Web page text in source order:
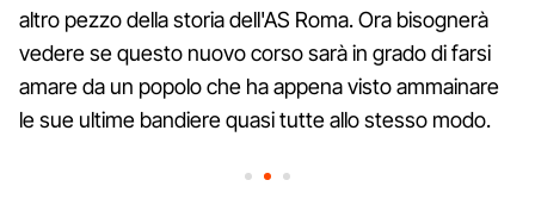
altro pezzo della storia dell'AS Roma. Ora bisognerà
vedere se questo nuovo corso sarà in grado di farsi
amare da un popolo che ha appena visto ammainare
le sue ultime bandiere quasi tutte allo stesso modo.